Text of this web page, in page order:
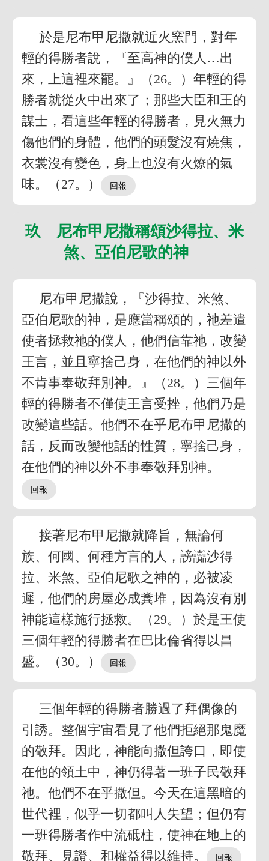
於是尼布甲尼撒就近火窯門，對年
輕的得勝者說，『至高神的僕人…出
來，上這裡來罷。』（26。）年輕的得
勝者就從火中出來了；那些大臣和王的
謀士，看這些年輕的得勝者，見火無力
傷他們的身體，他們的頭髮沒有燒焦，
衣裳沒有變色，身上也沒有火燎的氣
味。（27。）
玖 尼布甲尼撒稱頌沙得拉、米
煞、亞伯尼歌的神
尼布甲尼撒說，『沙得拉、米煞、
亞伯尼歌的神，是應當稱頌的，祂差遣
使者拯救祂的僕人，他們信靠祂，改變
王言，並且寧捨己身，在他們的神以外
不肯事奉敬拜別神。』（28。）三個年
輕的得勝者不僅使王言受挫，他們乃是
改變這些話。他們不在乎尼布甲尼撒的
話，反而改變他話的性質，寧捨己身，
在他們的神以外不事奉敬拜別神。
接著尼布甲尼撒就降旨，無論何
族、何國、何種方言的人，謗讟沙得
拉、米煞、亞伯尼歌之神的，必被凌
遲，他們的房屋必成糞堆，因為沒有別
神能這樣施行拯救。（29。）於是王使
三個年輕的得勝者在巴比倫省得以昌
盛。（30。）
三個年輕的得勝者勝過了拜偶像的
引誘。整個宇宙看見了他們拒絕那鬼魔
的敬拜。因此，神能向撒但誇口，即使
在他的領土中，神仍得著一班子民敬拜
祂。他們不在乎撒但。今天在這黑暗的
世代裡，似乎一切都叫人失望；但仍有
一班得勝者作中流砥柱，使神在地上的
敬拜、見證、和權益得以維持。